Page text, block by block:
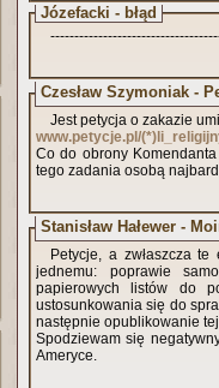
Józefacki - błąd
Czesław Szymoniak -
Jest petycja o zakazie
www.petycje.pl/
Co do obrony
tego zadania osobą
Stanisław Hałewer -
Petycje, a zwłaszcza te
jednemu: poprawie
papierowych listów do
ustosunkowania się do
następnie opublikowanie
Spodziewam się
Ameryce.